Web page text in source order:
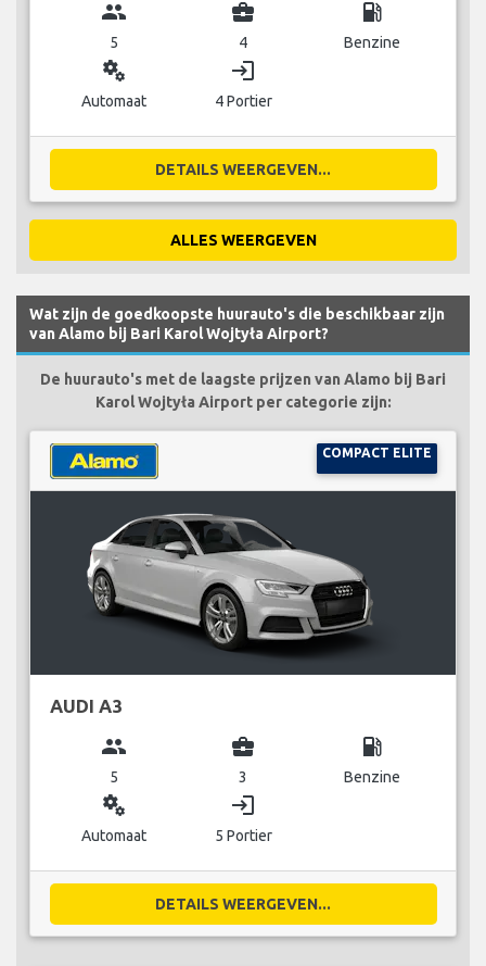
group
5
business_center
4
local_gas_station
Benzine
miscellaneous_services
Automaat
login
4 Portier
DETAILS WEERGEVEN...
ALLES WEERGEVEN
Wat zijn de goedkoopste huurauto's die beschikbaar zijn
van Alamo bij Bari Karol Wojtyła Airport?
De huurauto's met de laagste prijzen van Alamo bij Bari
Karol Wojtyła Airport per categorie zijn:
COMPACT ELITE
AUDI A3
group
5
business_center
3
local_gas_station
Benzine
miscellaneous_services
Automaat
login
5 Portier
DETAILS WEERGEVEN...